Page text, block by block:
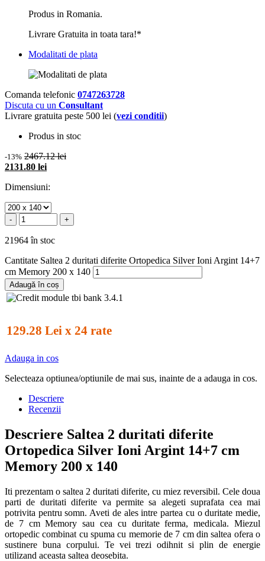
Produs in Romania.
Livrare Gratuita in toata tara!*
Modalitati de plata
Comanda telefonic 0747263728
Discuta cu un Consultant
Livrare gratuita peste 500 lei (vezi conditii)
Produs in stoc
-13% 2467.12 lei
2131.80 lei
Dimensiuni:
- +
21964 în stoc
Cantitate Saltea 2 duritati diferite Ortopedica Silver Ioni Argint 14+7
cm Memory 200 x 140
Adaugă în coș
129.28 Lei x 24 rate
Adauga in cos
Selecteaza optiunea/optiunile de mai sus, inainte de a adauga in cos.
Descriere
Recenzii
Descriere Saltea 2 duritati diferite
Ortopedica Silver Ioni Argint 14+7 cm
Memory 200 x 140
Iti prezentam o saltea 2 duritati diferite, cu miez reversibil. Cele doua
parti de duritati diferite va permite sa alegeti suprafata cea mai
potrivita pentru somn. Aveti de ales intre partea cu o duritate medie,
de 7 cm Memory sau cea cu duritate ferma, medicala. Miezul
ortopedic combinat cu spuma cu memorie de 7 cm din saltea ofera o
sustinere buna corpului. Te vei trezi odihnit si plin de energie
utilizand aceasta saltea deosebita.